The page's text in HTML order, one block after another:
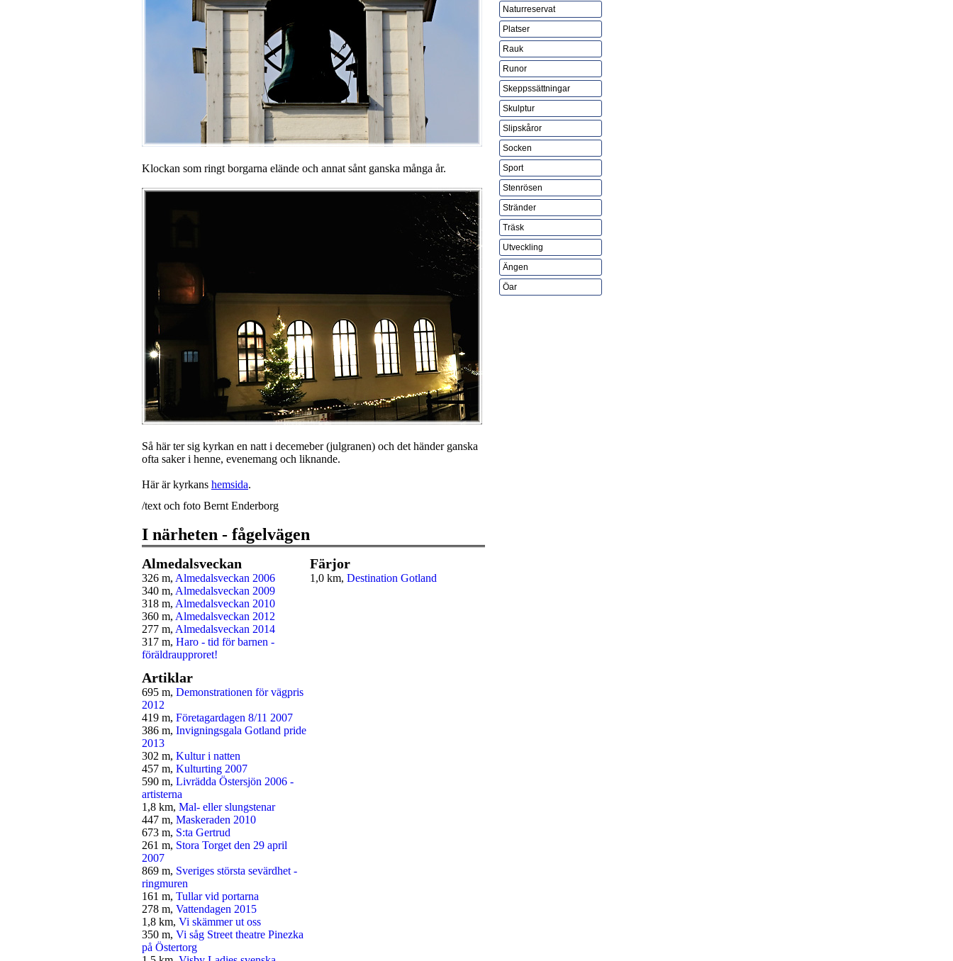
Klockan som ringt borgarna elände och annat sånt ganska många år.
Så här ter sig kyrkan en natt i decemeber (julgranen) och det händer ganska
ofta saker i henne, evenemang och liknande.
Här är kyrkans hemsida.
/text och foto Bernt Enderborg
I närheten - fågelvägen
Almedalsveckan
326 m, Almedalsveckan 2006
340 m, Almedalsveckan 2009
318 m, Almedalsveckan 2010
360 m, Almedalsveckan 2012
277 m, Almedalsveckan 2014
317 m, Haro - tid för barnen -
föräldraupproret!
Artiklar
695 m, Demonstrationen för vägpris
2012
419 m, Företagardagen 8/11 2007
386 m, Invigningsgala Gotland pride
2013
302 m, Kultur i natten
457 m, Kulturting 2007
590 m, Livrädda Östersjön 2006 -
artisterna
1,8 km, Mal- eller slungstenar
447 m, Maskeraden 2010
673 m, S:ta Gertrud
261 m, Stora Torget den 29 april
2007
869 m, Sveriges största sevärdhet -
ringmuren
161 m, Tullar vid portarna
278 m, Vattendagen 2015
1,8 km, Vi skämmer ut oss
350 m, Vi såg Street theatre Pinezka
på Östertorg
Färjor
1,0 km,Destination Gotland
Naturreservat
Platser
Rauk
Runor
Skeppssättningar
Skulptur
Slipskåror
Socken
Sport
Stenrösen
Stränder
Träsk
Utveckling
Ängen
Öar